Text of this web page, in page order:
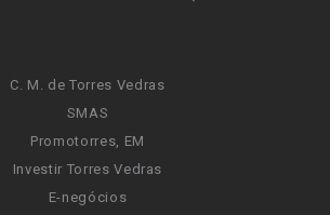
C. M. de Torres Vedras
SMAS
Promotorres, EM
Investir Torres Vedras
E-negócios